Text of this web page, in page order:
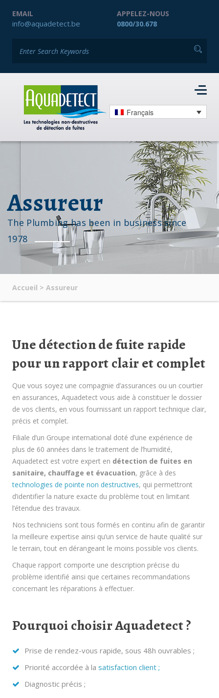
EMAIL
info@aquadetect.be
APPELEZ-NOUS
0800/30.678
Français
Assureur
The Plumbing has been in business since
1978
Accueil > Assureur
Une détection de fuite rapide
pour un rapport clair et complet
Que vous soyez une compagnie d’assurances ou un courtier
en assurances, Aquadetect vous aide à constituer le dossier
de vos clients, en vous fournissant un rapport technique clair,
précis et complet.
Filiale d’un Groupe international doté d’une expérience de
plus de 60 années dans le traitement de l’humidité,
Aquadetect est votre expert en détection de fuites en
sanitaire, chauffage et évacuation, grâce à des
technologies de pointe non destructives, qui permettront
d’identifier la nature exacte du problème tout en limitant
l’étendue des travaux.
Nos techniciens sont tous formés en continu afin de garantir
la meilleure expertise ainsi qu’un service de haute qualité sur
le terrain, tout en dérangeant le moins possible vos clients.
Chaque rapport comporte une description précise du
problème identifié ainsi que certaines recommandations
concernant les réparations à effectuer.
Pourquoi choisir Aquadetect ?
Prise de rendez-vous rapide, sous 48h ouvrables ;
Priorité accordée à la satisfaction client ;
Diagnostic précis ;